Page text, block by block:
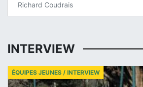
Richard Coudrais
INTERVIEW
ÉQUIPES JEUNES / INTERVIEW